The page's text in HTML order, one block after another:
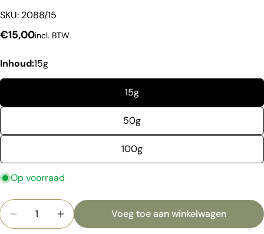
SKU: 2088/15
Normale
€15,00incl. BTW
Inhoud:15g
15g
50g
100g
Op voorraad
Hoeveelheid
Aantal verlagen voor HYPE GEL - pink
Verhoog het aantal voor HYPE GEL -
Voeg toe aan winkelwagen
Uw
email
De met * gemarkeerde velden zijn verplicht.